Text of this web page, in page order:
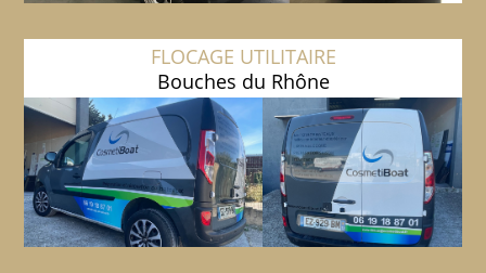
FLOCAGE UTILITAIRE
Bouches du Rhône